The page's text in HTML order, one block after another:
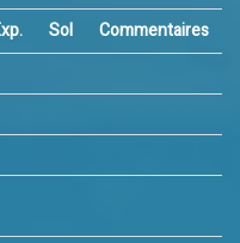
Sol Commentaires